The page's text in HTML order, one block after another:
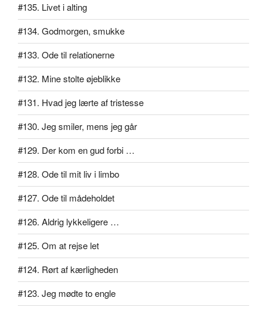
#135. Livet i alting
#134. Godmorgen, smukke
#133. Ode til relationerne
#132. Mine stolte øjeblikke
#131. Hvad jeg lærte af tristesse
#130. Jeg smiler, mens jeg går
#129. Der kom en gud forbi …
#128. Ode til mit liv i limbo
#127. Ode til mådeholdet
#126. Aldrig lykkeligere …
#125. Om at rejse let
#124. Rørt af kærligheden
#123. Jeg mødte to engle